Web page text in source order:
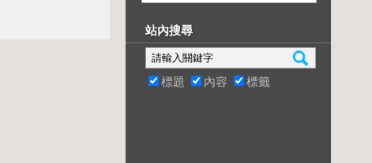
站內搜尋
標題 內容 標籤